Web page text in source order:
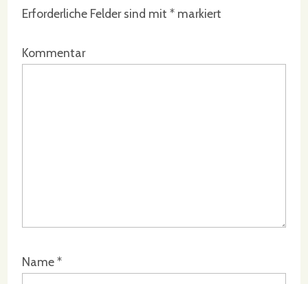
Erforderliche Felder sind mit* markiert
Kommentar
Name*